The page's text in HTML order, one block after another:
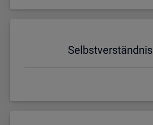
Selbst­ver­ständ­nis